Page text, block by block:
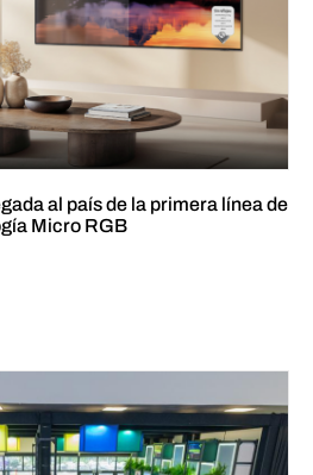
al país de la primera línea de
Micro RGB